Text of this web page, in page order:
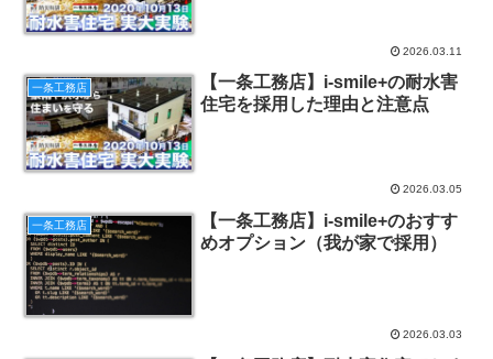
2026.03.11
一条工務店
【一条工務店】i-smile+の耐水害
住宅を採用した理由と注意点
2026.03.05
一条工務店
【一条工務店】i-smile+のおすす
めオプション（我が家で採用）
2026.03.03